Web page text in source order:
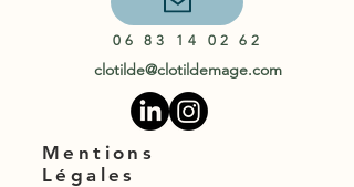
06 83 14 02 62
clotilde@clotildemage.com
Mentions
Légales